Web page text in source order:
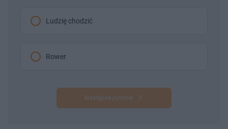
Ludzię chodzić
Rower
Następne pytanie